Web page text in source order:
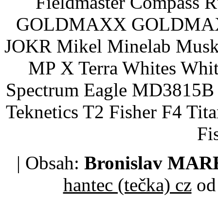
GOLDMAXX
JOKR Mikel Minelab
MP X Terra Whites
Spectrum Eagle
Teknetics T2 Fisher F4
| Obsah: Bronislav
hantec (tečka) czod